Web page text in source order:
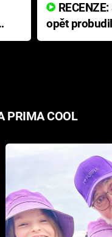
opět
přichází s
PRIMA COOL